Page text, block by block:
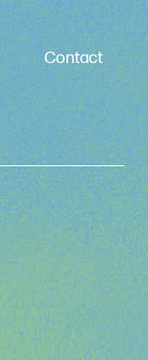
Contact